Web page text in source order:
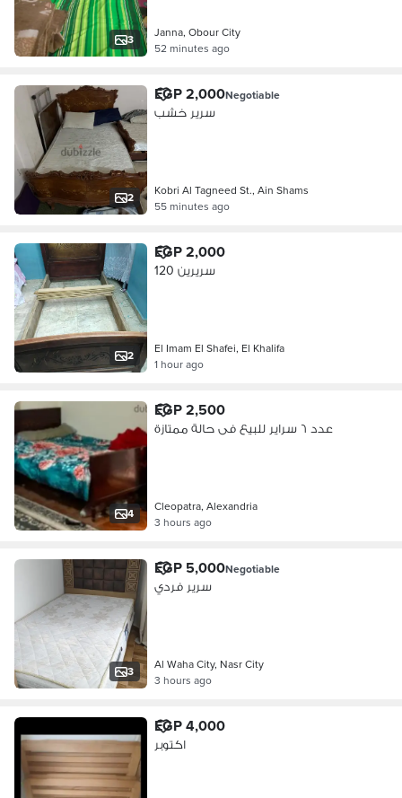
3
Janna, Obour City
52 minutes ago
2
EGP 2,000Negotiable
سرير خشب
Kobri Al Tagneed St., Ain Shams
55 minutes ago
2
EGP 2,000
سريرين 120
El Imam El Shafei, El Khalifa
1 hour ago
4
EGP 2,500
عدد ٦ سراير للبيع فى حالة ممتازة
Cleopatra, Alexandria
3 hours ago
3
EGP 5,000Negotiable
سرير فردي
Al Waha City, Nasr City
3 hours ago
EGP 4,000
اكتوبر